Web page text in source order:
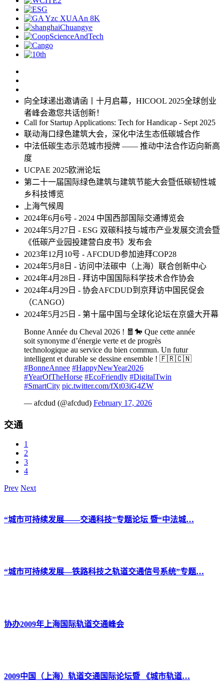
向全球递出邀请函丨十月启幕，HICOOL 2025全球创业
者峰会邀您共话创新！
Call for Startup Applications: Tech for Handicap - Sept 2025
联动海口绿色建筑大会，深化中法生态低碳城合作
中法低碳生态示范城市授牌 —— 推动中法合作迈向新高
度
UCPAE 2025欧洲论坛
第二十一届国际绿色建筑与建筑节能大会暨低碳韧性城
乡科技博览
上海气候周
2024年6月6号 - 2024 中国西部国际交通博览会
2024年5月27日 - ESG 双碳科技与城市产业发展交流会暨
《低碳产业园投建营白皮书》发布会
2023年12月10号 - AFCDUD参加迪拜COP28
2024年5月8日 - 访问中法碳中（上海）联合创新中心
2024年4月28日 - 拜访中国国际科学技术合作协会
2024年4月29日 - 协会AFCDUD到京拜访中国民促会
（CANGO）
2024年5月25日 - 第十届中国与全球化论坛在京盛大开幕
Bonne Année du Cheval 2026 ! 🧧🐎 Que cette année
soit synonyme d’énergie verte et de progrès
technologique au service du bien commun. Un futur
intelligent et durable se dessine ensemble ! 🇫🇷🇨🇳
#BonneAnnee #HappyNewYear2026
#YearOfTheHorse #EcoFriendly #DigitalTwin
#SmartCity pic.twitter.com/fXt03iG4ZW
— afcdud (@afcdud) February 17, 2026
交通
1
2
3
4
Prev Next
“城市可持续发展——交通科技”专题论坛 暨“中法城…
“城市可持续发展—铁路科技之轨道交通信号系统”专题…
协办2009年上海国际轨道交通峰会
2009中国（上海）轨道交通国际论坛暨 《城市轨道…